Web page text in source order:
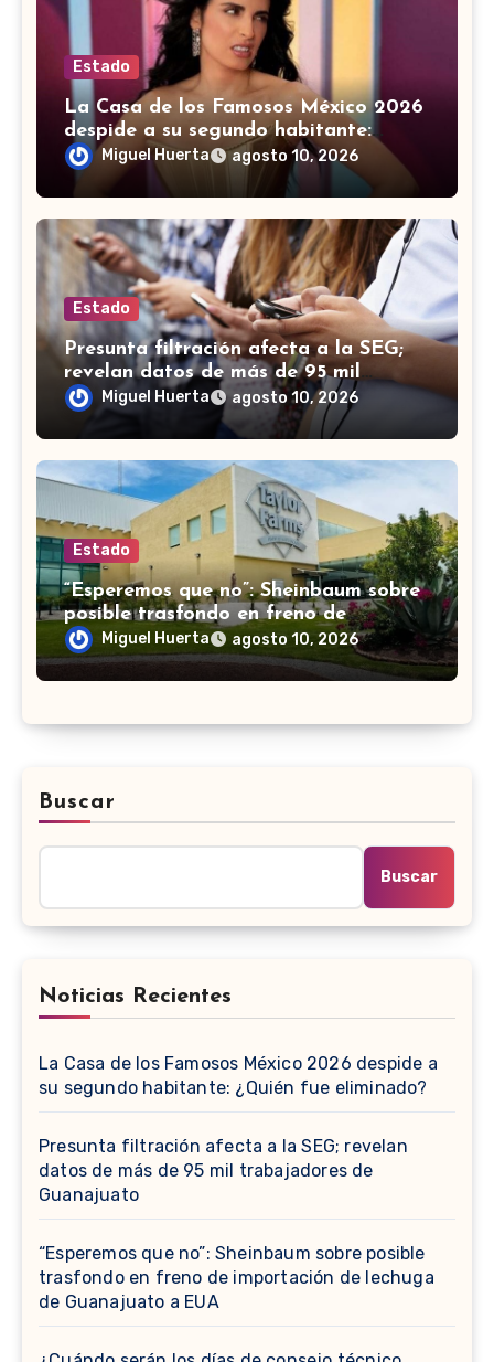
Estado
La Casa de los Famosos México 2026
despide a su segundo habitante:
¿Quién fue eliminado?
Miguel Huerta agosto 10, 2026
Estado
Presunta filtración afecta a la SEG;
revelan datos de más de 95 mil
trabajadores de Guanajuato
Miguel Huerta agosto 10, 2026
Estado
“Esperemos que no”: Sheinbaum sobre
posible trasfondo en freno de
importación de lechuga de
Guanajuato a EUA
Miguel Huerta agosto 10, 2026
Buscar
Buscar
Noticias Recientes
La Casa de los Famosos México 2026 despide a
su segundo habitante: ¿Quién fue eliminado?
Presunta filtración afecta a la SEG; revelan
datos de más de 95 mil trabajadores de
Guanajuato
“Esperemos que no”: Sheinbaum sobre posible
trasfondo en freno de importación de lechuga
de Guanajuato a EUA